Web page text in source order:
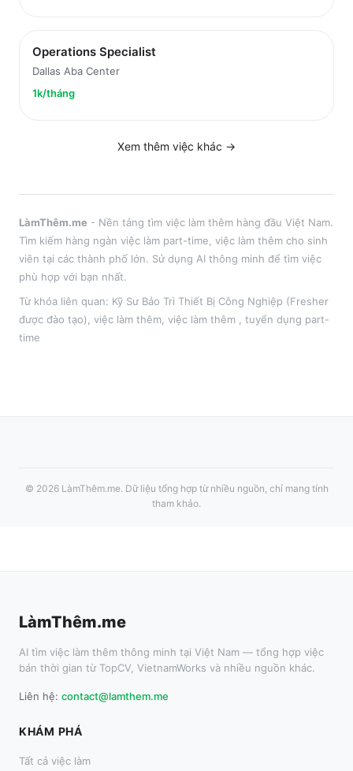
Operations Specialist
Dallas Aba Center
1k/tháng
Xem thêm việc khác →
LàmThêm.me - Nền tảng tìm việc làm thêm hàng đầu Việt Nam.
Tìm kiếm hàng ngàn việc làm part-time, việc làm thêm cho sinh
viên tại các thành phố lớn. Sử dụng AI thông minh để tìm việc
phù hợp với bạn nhất.
Từ khóa liên quan: Kỹ Sư Bảo Trì Thiết Bị Công Nghiệp (Fresher
được đào tạo) việc làm thêm , việc làm thêm
, tuyển dụng part-
time
© 2026 LàmThêm.me. Dữ liệu tổng hợp từ nhiều nguồn, chỉ mang tính
tham khảo.
LàmThêm.me
AI tìm việc làm thêm thông minh tại Việt Nam — tổng hợp việc
bán thời gian từ TopCV, VietnamWorks và nhiều nguồn khác.
Liên hệ: contact@lamthem.me
KHÁM PHÁ
Tất cả việc làm